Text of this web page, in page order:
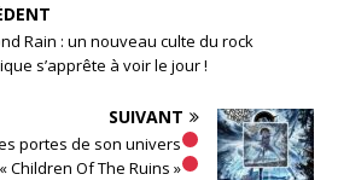
Rain : un nouveau culte du rock
s’apprête à voir le jour !
SUIVANT
portes de son univers
Children Of The Ruins »